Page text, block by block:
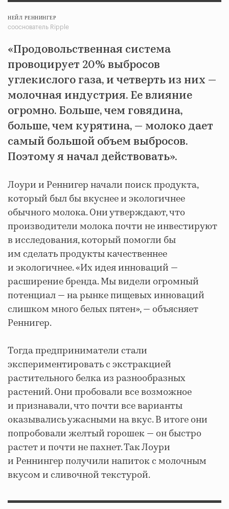
НЕЙЛ РЕННИНГЕР
сооснователь Ripple
«Продовольственная система
провоцирует 20% выбросов
углекислого газа, и четверть из них —
молочная индустрия. Ее влияние
огромно. Больше, чем говядина,
больше, чем курятина, — молоко дает
самый большой объем выбросов.
Поэтому я начал действовать».
Лоури и Реннигер начали поиск продукта,
который был бы вкуснее и экологичнее
обычного молока. Они утверждают, что
производители молока почти не инвестируют
в исследования, который помогли бы
им сделать продукты качественнее
и экологичнее. «Их идея инноваций —
расширение бренда. Мы видели огромный
потенциал — на рынке пищевых инноваций
слишком много белых пятен», — объясняет
Реннигер.
Тогда предприниматели стали
экспериментировать с экстракцией
растительного белка из разнообразных
растений. Они пробовали все возможное
и признавали, что почти все варианты
оказывались ужасными на вкус. В итоге они
попробовали желтый горошек — он быстро
растет и почти не пахнет. Так Лоури
и Реннингер получили напиток с молочным
вкусом и сливочной текстурой.